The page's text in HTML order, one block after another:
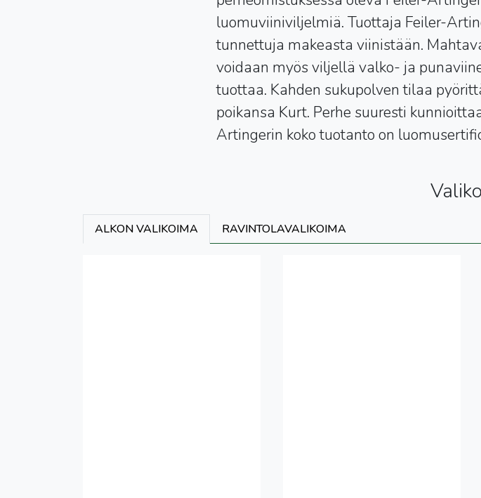
luomuviiniviljelmiä. Tuottaja Feiler-
tunnettuja makeasta viinistään.
voidaan myös viljellä valko- ja
tuottaa. Kahden sukupolven tilaa
poikansa Kurt. Perhe suuresti
Artingerin koko tuotanto on
ALKON VALIKOIMA RAVINTOLAVALIKOIMA